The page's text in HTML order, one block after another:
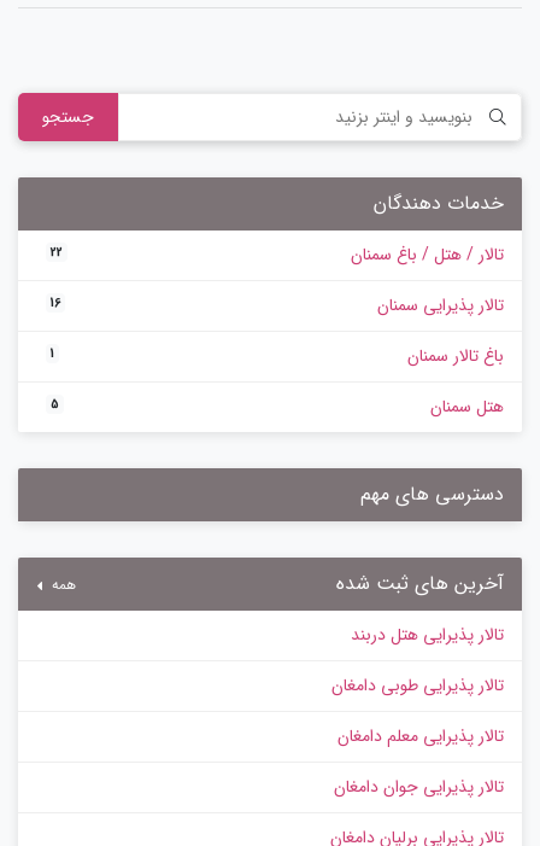
جستجو
خدمات دهندگان
تالار / هتل / باغ سمنان 22
تالار پذیرایی سمنان 16
باغ تالار سمنان 1
هتل سمنان 5
دسترسی های مهم
آخرین های ثبت شده همه
تالار پذیرایی هتل دربند
تالار پذیرایی طوبی دامغان
تالار پذیرایی معلم دامغان
تالار پذیرایی جوان دامغان
تالار پذیرایی برلیان دامغان